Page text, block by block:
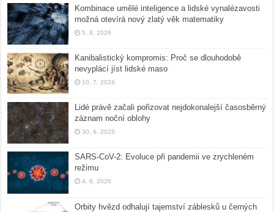
Kombinace umělé inteligence a lidské vynalézavosti
možná otevírá nový zlatý věk matematiky
5. 8. 2026
Kanibalistický kompromis: Proč se dlouhodobě
nevyplácí jíst lidské maso
10. 7. 2026
Lidé právě začali pořizovat nejdokonalejší časosběrný
záznam noční oblohy
30. 6. 2026
SARS-CoV-2: Evoluce při pandemii ve zrychleném
režimu
4. 6. 2026
Orbity hvězd odhalují tajemství záblesků u černých